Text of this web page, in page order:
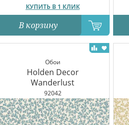
КУПИТЬ В 1 КЛИК
В корзину
Обои
Holden Decor
Wanderlust
92042